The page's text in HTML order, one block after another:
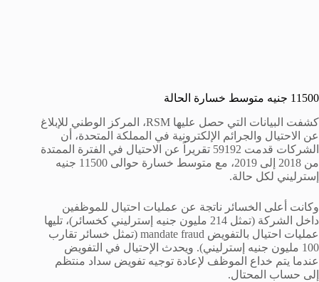
11500 جنيه متوسط خسارة الحالة
كشفت البيانات التي حصل عليها RSM، المركز الوطني للإبلاغ
عن الاحتيال والجرائم الإلكترونية في المملكة المتحدة، أن
الشركات قدمت 59192 تقريراً عن الاحتيال في الفترة الممتدة
من 2018 إلى 2019، مع متوسط خسارة حوالى 11500 جنيه
إسترليني لكل حالة.
وكانت أعلى الخسائر ناتجة عن عمليات احتيال للموظفين
داخل الشركة (تمثل 214 مليون جنيه إسترليني كخسائر)، تليها
عمليات احتيال بالتفويض mandate fraud (تمثل خسائر تقارب
100 مليون جنيه إسترليني). ويحدث الإحتيال في التفويض
عندما يتم خداع الموظف لإعادة توجيه تفويض سداد منتظم
إلى حساب المحتال.